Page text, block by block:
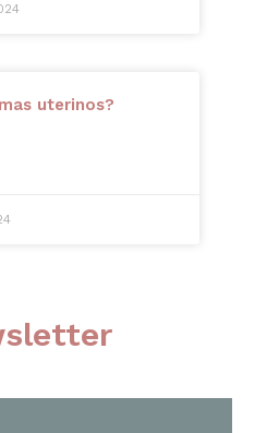
uterinos?